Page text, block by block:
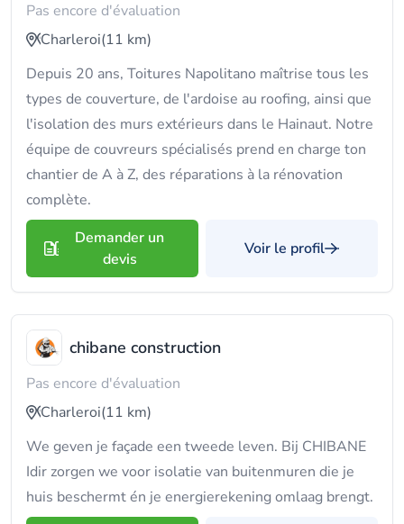
Pas encore d'évaluation
Charleroi(11 km)
Depuis 20 ans, Toitures Napolitano maîtrise tous les
types de couverture, de l'ardoise au roofing, ainsi que
l'isolation des murs extérieurs dans le Hainaut. Notre
équipe de couvreurs spécialisés prend en charge ton
chantier de A à Z, des réparations à la rénovation
complète.
Demander un
devis
Voir le profil
chibane construction
Pas encore d'évaluation
Charleroi(11 km)
We geven je façade een tweede leven. Bij CHIBANE
Idir zorgen we voor isolatie van buitenmuren die je
huis beschermt én je energierekening omlaag brengt.